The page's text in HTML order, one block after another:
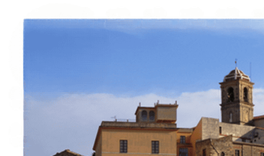
Italiano Français Deutsch Español